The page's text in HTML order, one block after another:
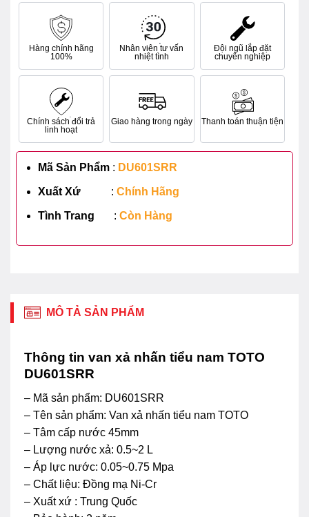
Hàng chính hãng
100%
Nhân viên tư vấn
nhiệt tình
Đội ngũ lắp đặt
chuyên nghiệp
Chính sách đổi trả
linh hoạt
Giao hàng trong ngày Thanh toán thuận tiện
Mã Sản Phẩm: DU601SRR
Xuất Xứ : Chính Hãng
Tình Trang : Còn Hàng
MÔ TẢ SẢN PHẨM
Thông tin van xả nhấn tiểu nam TOTO
DU601SRR
– Mã sản phẩm: DU601SRR
– Tên sản phẩm: Van xả nhấn tiểu nam TOTO
– Tâm cấp nước 45mm
– Lượng nước xả: 0.5~2 L
– Áp lực nước: 0.05~0.75 Mpa
– Chất liệu: Đồng mạ Ni-Cr
– Xuất xứ : Trung Quốc